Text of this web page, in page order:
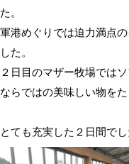
た。
軍港めぐりでは迫力満点
した。
２日目のマザー牧場では
ならではの美味しい物を
とても充実した２日間で